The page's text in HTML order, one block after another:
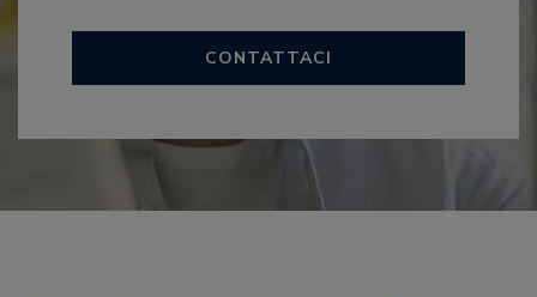
CONTATTACI